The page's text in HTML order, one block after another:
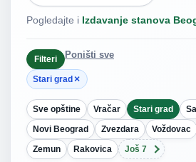
Pogledajte i Izdavanje stanova
Filteri
Stari grad ×
Poništi sve
Sve opštine Vračar Stari grad
Novi Beograd
Zvezdara Voždovac
Zemun
Rakovica Još 7